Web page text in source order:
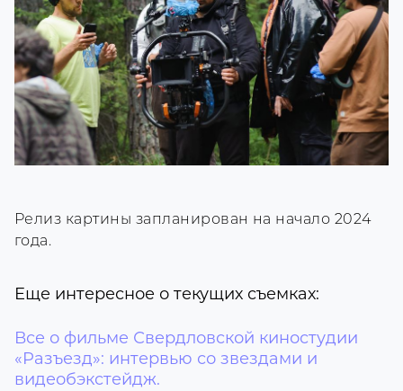
Релиз картины запланирован на начало 2024
года.
Еще интересное о текущих съемках:
Все о фильме Свердловской киностудии
«Разъезд»: интервью со звездами и
видеобэкстейдж.